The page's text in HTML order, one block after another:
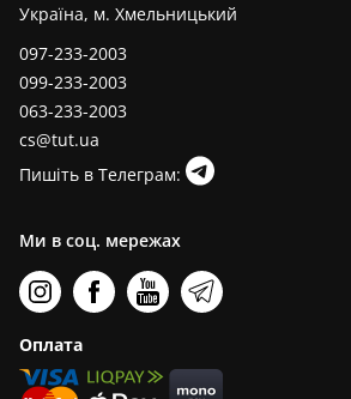
Україна, м. Хмельницький
097-233-2003
099-233-2003
063-233-2003
cs@tut.ua
Пишіть в Телеграм:
Ми в соц. мережах
Оплата